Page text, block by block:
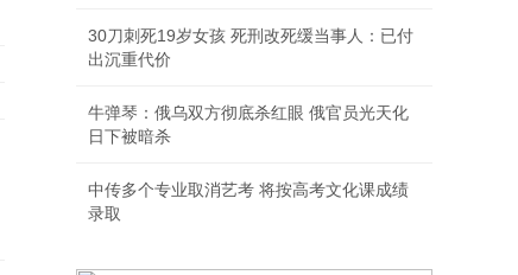
30刀刺死19岁女孩 死刑改死缓当事人：已付
出沉重代价
牛弹琴：俄乌双方彻底杀红眼 俄官员光天化
日下被暗杀
中传多个专业取消艺考 将按高考文化课成绩
录取